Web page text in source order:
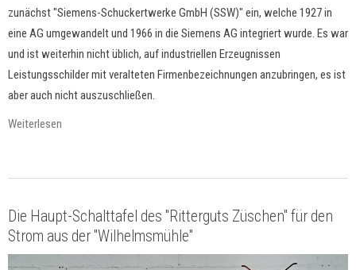
zunächst "Siemens-Schuckertwerke GmbH (SSW)" ein, welche 1927 in
eine AG umgewandelt und 1966 in die Siemens AG integriert wurde. Es war
und ist weiterhin nicht üblich, auf industriellen Erzeugnissen
Leistungsschilder mit veralteten Firmenbezeichnungen anzubringen, es ist
aber auch nicht auszuschließen.
Weiterlesen
Die Haupt-Schalttafel des "Ritterguts Züschen" für den
Strom aus der "Wilhelmsmühle"